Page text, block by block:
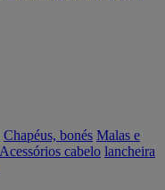
Chapéus, bonés Malas e
Acessórios cabelo lancheira